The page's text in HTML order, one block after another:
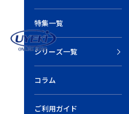
UYEKI オンラインショップ
特集一覧
シリーズ一覧
コラム
ご利用ガイド